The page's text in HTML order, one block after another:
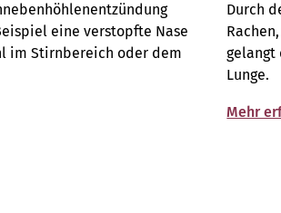
eine verstopfte Nase
im Stirnbereich oder dem
Durch
gelangt
Lunge.
Mehr